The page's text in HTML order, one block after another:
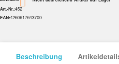
Art.-Nr.:452
EAN:4260617643700
Beschreibung